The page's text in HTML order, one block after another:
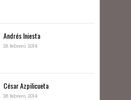
Andrés Iniesta
28 febrero, 2014
César Azpilicueta
28 febrero, 2014